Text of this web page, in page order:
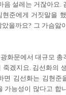
음 설레는 거잖아요.
준에게 거짓말을
을까요? 그 가슴앓
화문에서 대규모 총
죽겠지요. 김선화의
면 김선화는 김현준
가능성이 많다고 합